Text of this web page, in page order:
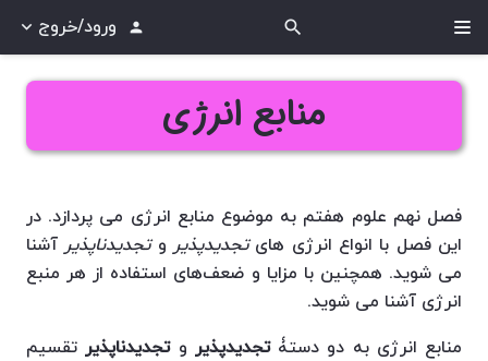
search
person ورود/خروج
منابع انرژی
فصل نهم علوم هفتم به موضوع منابع انرژی می پردازد. در
این فصل با انواع انرژی هایتجدیدپذیر وتجدیدناپذیر آشنا
می شوید. همچنین با مزایا و ضعف‌های استفاده از هر منبع
انرژی آشنا می شوید.
منابع انرژی به دو دستۀتجدیدپذیر وتجدیدناپذیرتقسیم